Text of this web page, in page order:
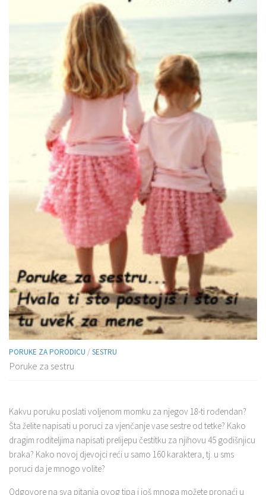
PORUKE ZA PORODICU / SESTRU
Poruke za sestru
Kakvu poruku poslati voljenom momku za njegov 18-ti rođendan?
Šta želite napisati u poruci za vjenčanje vase sestre od tetke? Kako
dragim roditeljima napisati prelijepu čestitku za njihovu 45 godišnjicu
braka? Kako novoj djevojci reći u samo 160 karaktera, tj. u sms
poruci da je mnogo volite?
Odgovore na sva pitanja ovog tipa i još mnoga možete pronaći u